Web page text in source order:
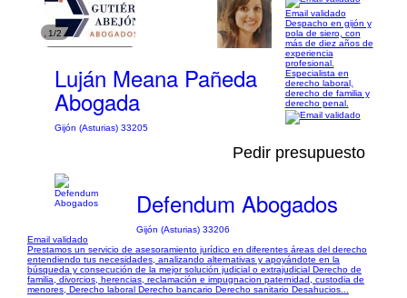
1/2
Luján Meana Pañeda
Abogada
Gijón (Asturias) 33205
Email validado
Despacho en gijón y
pola de siero, con
más de diez años de
experiencia
profesional.
Especialista en
derecho laboral,
derecho de familia y
derecho penal.
Pedir presupuesto
Defendum Abogados
Gijón (Asturias) 33206
Email validado
Prestamos un servicio de asesoramiento jurídico en diferentes áreas del derecho
entendiendo tus necesidades, analizando alternativas y apoyándote en la
búsqueda y consecución de la mejor solución judicial o extrajudicial Derecho de
familia, divorcios, herencias, reclamación e impugnacion paternidad, custodia de
menores, Derecho laboral Derecho bancario Derecho sanitario Desahucios...